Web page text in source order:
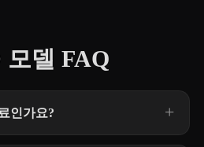
모델 FAQ
인가요?